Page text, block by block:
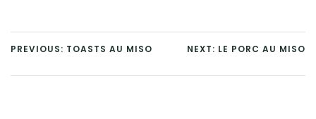
PREVIOUS: TOASTS AU MISO NEXT: LE PORC AU MISO